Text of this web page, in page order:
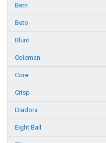
Bern
Beto
Blunt
Coleman
Core
Crisp
Diadora
Eight Ball